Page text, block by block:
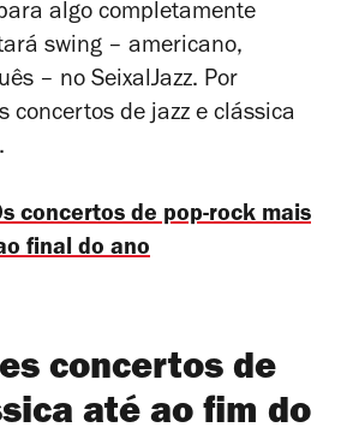
algo completamente
swing – americano,
– no SeixalJazz. Por
concertos de jazz e clássica
concertos de pop-rock mais
final do ano
concertos de
até ao fim do